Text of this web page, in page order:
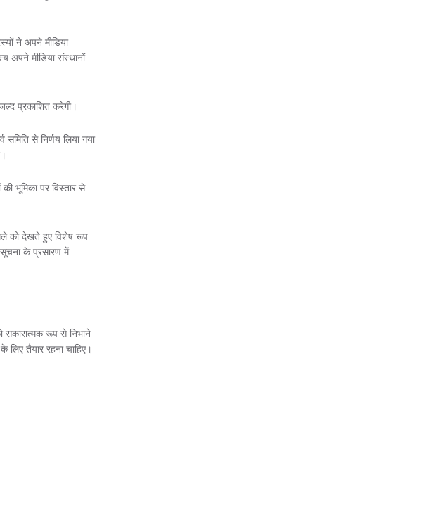
ने अपने मीडिया
अपने मीडिया संस्थानों
प्रकाशित करेगी।
समिति से निर्णय लिया गया
भूमिका पर विस्तार से
को देखते हुए विशेष रूप
सूचना के प्रसारण में
सकारात्मक रूप से निभाने
लिए तैयार रहना चाहिए।